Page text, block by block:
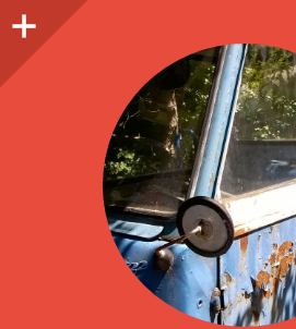
O
p
e
n
i
d
e
b
a
Seitenleiste